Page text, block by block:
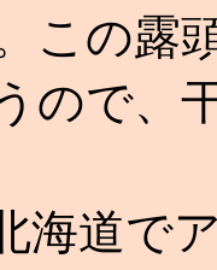
この露
ので、
海道で